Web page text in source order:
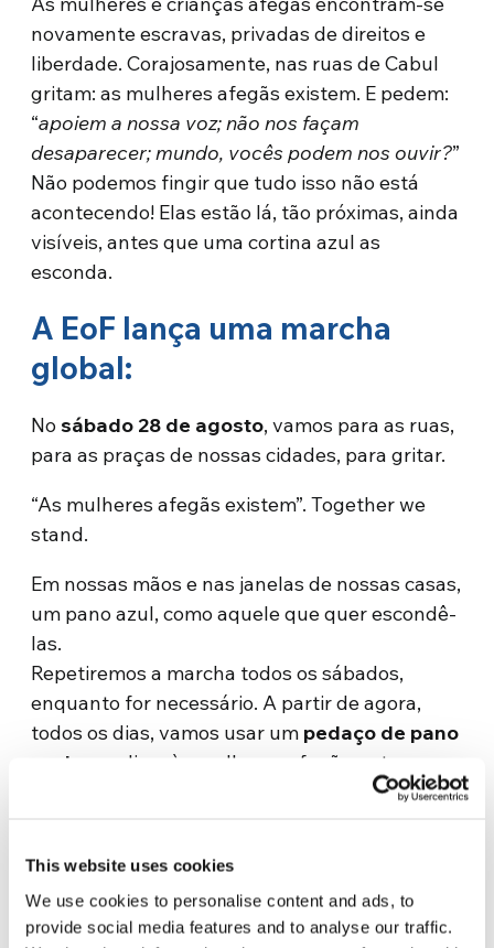
This website uses cookies
We use cookies to personalise content and ads, to
provide social media features and to analyse our traffic.
novamente escravas, privadas de direitos e
liberdade. Corajosamente, nas ruas de Cabul
gritam: as mulheres afegãs existem. E pedem:
“apoiem a nossa voz; não nos façam
desaparecer; mundo, vocês podem nos ouvir?”
Não podemos fingir que tudo isso não está
acontecendo! Elas estão lá, tão próximas, ainda
visíveis, antes que uma cortina azul as
esconda.
A EoF lança uma marcha
global:
Nosábado 28 de agosto, vamos para as ruas,
para as praças de nossas cidades, para gritar.
“As mulheres afegãs existem”. Together we
stand.
Em nossas mãos e nas janelas de nossas casas,
um pano azul, como aquele que quer escondê-
las.
Repetiremos a marcha todos os sábados,
enquanto for necessário. A partir de agora,
todos os dias, vamos usar um pedaço de pano
azul para dizer às mulheres afegãs: estamos
com vocês, vemos vocês, ouvimos vocês.
vamos dar uma voz àqueles que alguns
gostariam de silenciar. Marque-nos em sua
foto ou vídeo.